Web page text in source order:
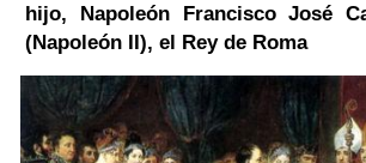
hijo, Napoleón Francisco José
(Napoleón II), el Rey de Roma